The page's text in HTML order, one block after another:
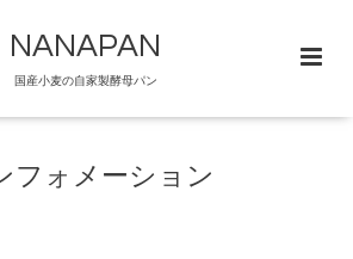
NANAPAN
国産小麦の自家製酵母パン
フォメーション